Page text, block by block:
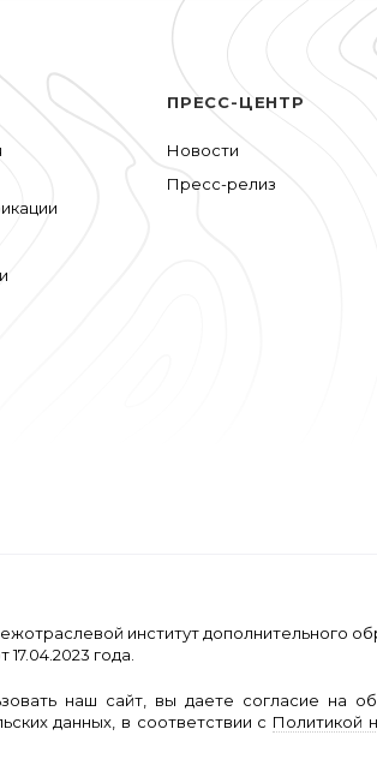
ПРЕСС-ЦЕНТР
Новости
Пресс-релиз
институт дополнительного
17.04.2023 года.
наш сайт, вы даете согласие на
данных, в соответствии с Политикой